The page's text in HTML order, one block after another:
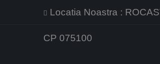
Locatia Noastra :
CP 075100